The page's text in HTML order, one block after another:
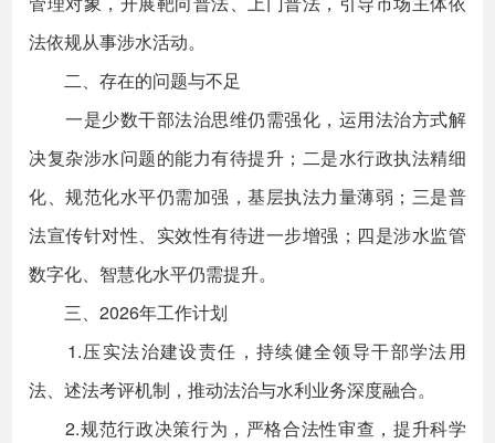
法依规从事涉水活动。
二、存在的问题与不足
一是少数干部法治思维仍需强化，运用法治方式解
决复杂涉水问题的能力有待提升；二是水行政执法精细
化、规范化水平仍需加强，基层执法力量薄弱；三是普
法宣传针对性、实效性有待进一步增强；四是涉水监管
数字化、智慧化水平仍需提升。
三、2026年工作计划
1.压实法治建设责任，持续健全领导干部学法用
法、述法考评机制，推动法治与水利业务深度融合。
2.规范行政决策行为，严格合法性审查，提升科学